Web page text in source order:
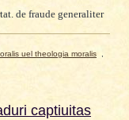
de fraude generaliter
uel theologia moralis
captiuitas